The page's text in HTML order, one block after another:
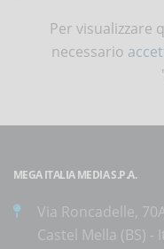
Per visualizzare
necessario
MEGA ITALIA MEDIA S.P.A.
Via Roncadelle,
Castel Mella (BS) -